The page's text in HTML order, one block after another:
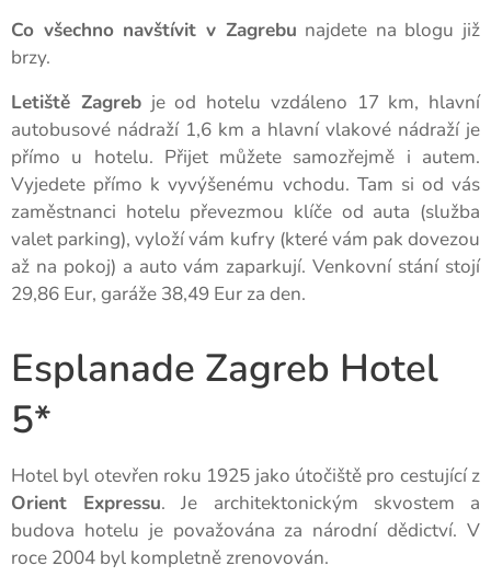
Co všechno navštívit v Zagrebu najdete na blogu již
brzy.
Letiště Zagrebje od hotelu vzdáleno 17 km, hlavní
autobusové nádraží 1,6 km a hlavní vlakové nádraží je
přímo u hotelu. Přijet můžete samozřejmě i autem.
Vyjedete přímo k vyvýšenému vchodu. Tam si od vás
zaměstnanci hotelu převezmou klíče od auta (služba
valet parking), vyloží vám kufry (které vám pak dovezou
až na pokoj) a auto vám zaparkují. Venkovní stání stojí
29,86 Eur, garáže 38,49 Eur za den.
Esplanade Zagreb Hotel
5*
Hotel byl otevřen roku 1925 jako útočiště pro cestující z
Orient Expressu. Je architektonickým skvostem a
budova hotelu je považována za národní dědictví. V
roce 2004 byl kompletně zrenovován.